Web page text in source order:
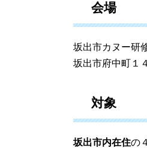
会場
坂出市カヌー研
坂出市府中町
対象
坂出市内在住の